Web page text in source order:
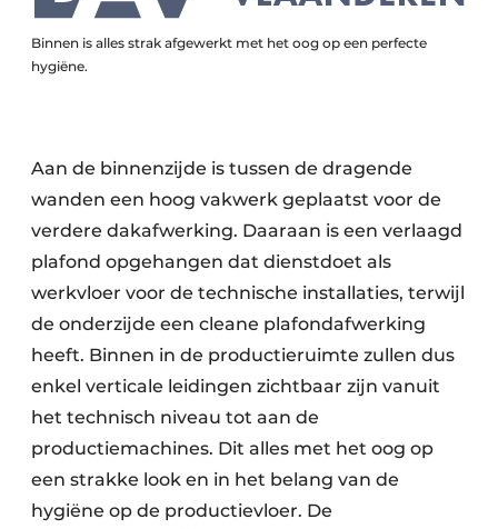
Binnen is alles strak afgewerkt met het oog op een perfecte
hygiëne.
Aan de binnenzijde is tussen de dragende
wanden een hoog vakwerk geplaatst voor de
verdere dakafwerking. Daaraan is een verlaagd
plafond opgehangen dat dienstdoet als
werkvloer voor de technische installaties, terwijl
de onderzijde een cleane plafondafwerking
heeft. Binnen in de productieruimte zullen dus
enkel verticale leidingen zichtbaar zijn vanuit
het technisch niveau tot aan de
productiemachines. Dit alles met het oog op
een strakke look en in het belang van de
hygiëne op de productievloer. De